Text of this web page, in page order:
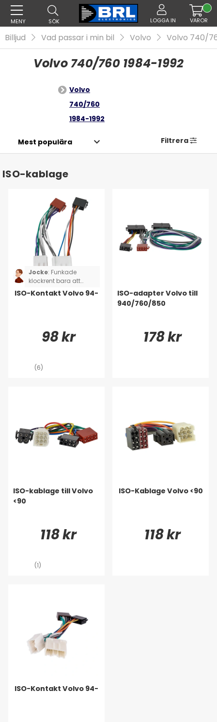
MENY SÖK LOGGA IN VAROR
Billjud Vad passar i min bil Volvo Volvo 740/
Volvo 740/760 1984-1992
Volvo
740/760
1984-1992
Filtrera
ISO-kablage
Jocke: Funkade
klockrent bara att
koppla ihop
ISO-Kontakt Volvo 94-
98 kr
(6)
ISO-adapter Volvo till
940/760/850
178 kr
ISO-kablage till Volvo
<90
118 kr
(1)
ISO-Kablage Volvo <90
118 kr
ISO-Kontakt Volvo 94-